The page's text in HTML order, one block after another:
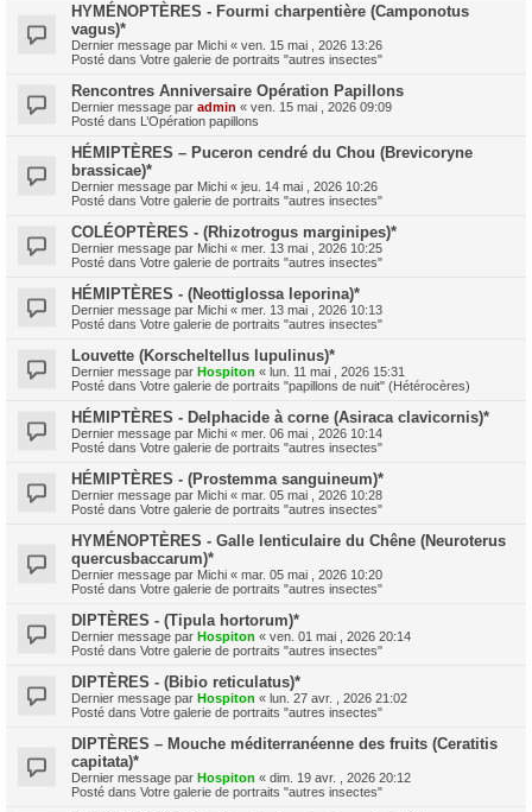
HYMÉNOPTÈRES - Fourmi charpentière (Camponotus
vagus)*
Dernier message par Michi « ven. 15 mai , 2026 13:26
Posté dans Votre galerie de portraits "autres insectes"
Rencontres Anniversaire Opération Papillons
Dernier message par admin « ven. 15 mai , 2026 09:09
Posté dans L’Opération papillons
HÉMIPTÈRES – Puceron cendré du Chou (Brevicoryne
brassicae)*
Dernier message par Michi « jeu. 14 mai , 2026 10:26
Posté dans Votre galerie de portraits "autres insectes"
COLÉOPTÈRES - (Rhizotrogus marginipes)*
Dernier message par Michi « mer. 13 mai , 2026 10:25
Posté dans Votre galerie de portraits "autres insectes"
HÉMIPTÈRES - (Neottiglossa leporina)*
Dernier message par Michi « mer. 13 mai , 2026 10:13
Posté dans Votre galerie de portraits "autres insectes"
Louvette (Korscheltellus lupulinus)*
Dernier message par Hospiton « lun. 11 mai , 2026 15:31
Posté dans Votre galerie de portraits "papillons de nuit" (Hétérocères)
HÉMIPTÈRES - Delphacide à corne (Asiraca clavicornis)*
Dernier message par Michi « mer. 06 mai , 2026 10:14
Posté dans Votre galerie de portraits "autres insectes"
HÉMIPTÈRES - (Prostemma sanguineum)*
Dernier message par Michi « mar. 05 mai , 2026 10:28
Posté dans Votre galerie de portraits "autres insectes"
HYMÉNOPTÈRES - Galle lenticulaire du Chêne (Neuroterus
quercusbaccarum)*
Dernier message par Michi « mar. 05 mai , 2026 10:20
Posté dans Votre galerie de portraits "autres insectes"
DIPTÈRES - (Tipula hortorum)*
Dernier message par Hospiton « ven. 01 mai , 2026 20:14
Posté dans Votre galerie de portraits "autres insectes"
DIPTÈRES - (Bibio reticulatus)*
Dernier message par Hospiton « lun. 27 avr. , 2026 21:02
Posté dans Votre galerie de portraits "autres insectes"
DIPTÈRES – Mouche méditerranéenne des fruits (Ceratitis
capitata)*
Dernier message par Hospiton « dim. 19 avr. , 2026 20:12
Posté dans Votre galerie de portraits "autres insectes"